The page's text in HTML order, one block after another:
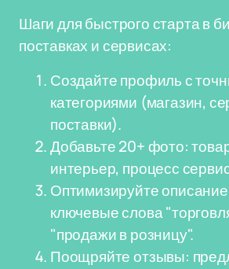
Шаги для быстрого старта в
поставках и сервисах:
Создайте профиль с
категориями (магазин,
поставки).
Добавьте 20+ фото:
интерьер, процесс
Оптимизируйте
ключевые слова
"продажи в розницу".
Поощряйте отзывы: